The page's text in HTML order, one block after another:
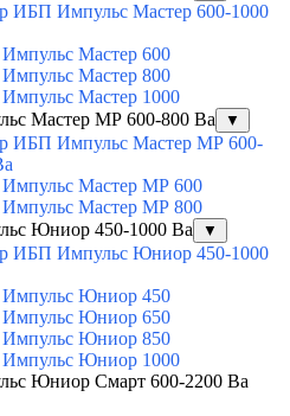
ИБП Импульс Мастер 600-1000
Мастер 600
Мастер 800
Мастер 1000
Мастер МР 600-800 Ва
▼
ИБП Импульс Мастер МР 600-
Мастер МР 600
Мастер МР 800
Юниор 450-1000 Ва
▼
ИБП Импульс Юниор 450-1000
Юниор 450
Юниор 650
Юниор 850
Юниор 1000
Юниор Смарт 600-2200 Ва